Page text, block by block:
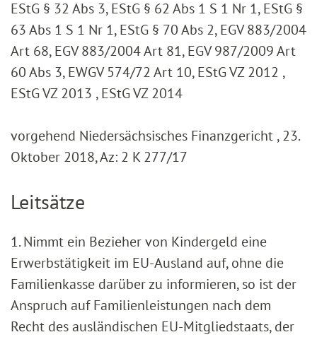
EStG § 32 Abs 3, EStG § 62 Abs 1 S 1 Nr 1, EStG §
63 Abs 1 S 1 Nr 1, EStG § 70 Abs 2, EGV 883/2004
Art 68, EGV 883/2004 Art 81, EGV 987/2009 Art
60 Abs 3, EWGV 574/72 Art 10, EStG VZ 2012 ,
EStG VZ 2013 , EStG VZ 2014
vorgehend Niedersächsisches Finanzgericht , 23.
Oktober 2018, Az: 2 K 277/17
Leitsätze
1. Nimmt ein Bezieher von Kindergeld eine
Erwerbstätigkeit im EU-Ausland auf, ohne die
Familienkasse darüber zu informieren, so ist der
Anspruch auf Familienleistungen nach dem
Recht des ausländischen EU-Mitgliedstaats, der